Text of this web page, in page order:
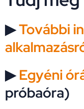
▶További
▶Egyéni
próbaóra)